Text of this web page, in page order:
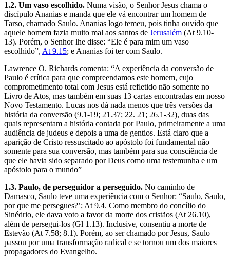
1.2. Um vaso escolhido. Numa visão, o Senhor Jesus chama o
discípulo Ananias e manda que ele vá encontrar um homem de
Tarso, chamado Saulo. Ananias logo temeu, pois tinha ouvido que
aquele homem fazia muito mal aos santos de Jerusalém (At 9.10-
13). Porém, o Senhor lhe disse: “Ele é para mim um vaso
escolhido”, At 9.15; e Ananias foi ter com Saulo.
Lawrence O. Richards comenta: “A experiência da conversão de
Paulo é crítica para que compreendamos este homem, cujo
comprometimento total com Jesus está refletido não somente no
Livro de Atos, mas também em suas 13 cartas encontradas em nosso
Novo Testamento. Lucas nos dá nada menos que três versões da
história da conversão (9.1-19; 21.37; 22. 21; 26.1-32), duas das
quais representam a história contada por Paulo, primeiramente a uma
audiência de judeus e depois a uma de gentios. Está claro que a
aparição de Cristo ressuscitado ao apóstolo foi fundamental não
somente para sua conversão, mas também para sua consciência de
que ele havia sido separado por Deus como uma testemunha e um
apóstolo para o mundo”
1.3. Paulo, de perseguidor a perseguido. No caminho de
Damasco, Saulo teve uma experiência com o Senhor: “Saulo, Saulo,
por que me persegues?’; At 9.4. Como membro do concílio do
Sinédrio, ele dava voto a favor da morte dos cristãos (At 26.10),
além de persegui-los (Gl 1.13). Inclusive, consentiu a morte de
Estevão (At 7.58; 8.1). Porém, ao ser chamado por Jesus, Saulo
passou por uma transformação radical e se tornou um dos maiores
propagadores do Evangelho.